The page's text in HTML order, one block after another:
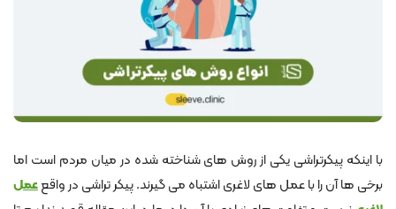
با اینکه پیکرتراشی یکی از روش های شناخته شده در میان مردم است اما
برخی ها آن را با عمل های لاغری اشتباه می گیرند. پیکر تراشی در واقععمل